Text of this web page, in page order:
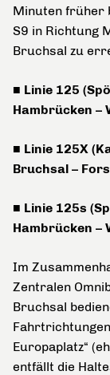
Minuten früher
S9 in Richtung
Bruchsal zu
■ Linie 125
Hambrücken –
■ Linie 125X
Bruchsal –
■ Linie 125s
Hambrücken –
Im
Zentralen
Bruchsal
Europaplatz“
entfällt die